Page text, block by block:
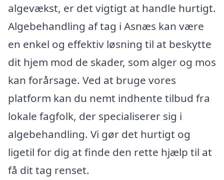
algevækst, er det vigtigt at handle hurtigt.
Algebehandling af tag i Asnæs kan være
en enkel og effektiv løsning til at beskytte
dit hjem mod de skader, som alger og mos
kan forårsage. Ved at bruge vores
platform kan du nemt indhente tilbud fra
lokale fagfolk, der specialiserer sig i
algebehandling. Vi gør det hurtigt og
ligetil for dig at finde den rette hjælp til at
få dit tag renset.